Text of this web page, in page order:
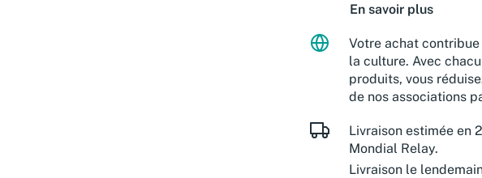
En savoir plus
Votre achat
la culture. Avec
produits, vous
de nos associations
Livraison estimée en
Mondial Relay.
Livraison le